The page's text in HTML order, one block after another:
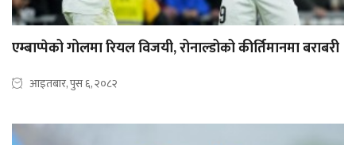
एम्बाप्पेको गोलमा रियल विजयी, रोनाल्डोको कीर्तिमानमा बराबरी
आइतबार, पुस ६, २०८२